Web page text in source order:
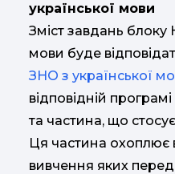
української мови
Зміст завдань блоку
мови буде
ЗНО з української
відповідній
та частина, що
Ця частина охоплює
вивчення яких